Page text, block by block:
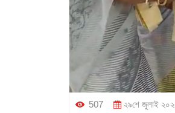
507 ২৯শে জুলাই